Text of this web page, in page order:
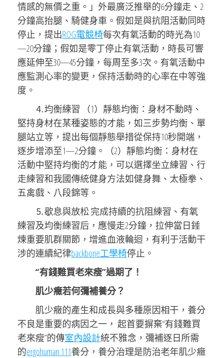
情感的無價之重。」外最廣泛推舉的6分鐘走、2
分鐘高抬腿、騎健身車。假如是與抗阻活動同時
停止，提出ROG電競椅每次有氧活動的時光為10
—20分鐘；假如是零丁停止有氧活動，時長可響
應延伸至30—45分鐘，每周至多3次。有氧活動中
應監測心率的變更，保持活動時的心率在中等強
度。
⒋均衡練習 （1）靜態均衡：身材不動時、
堅持身材在某種姿態的才能，如三步勢均衡、單
腿站立等，提出每個靜態舉措從保持10秒開端，
逐步增添至1—2分鐘。（2）靜態均衡：身材在
活動中堅持均衡的才能，可以選擇坐立練習、行
走練習和我國傳統健身方法如健身舞、太極拳、
五禽戲、八段錦等。
⒌歇息與放松 完成持續的抗阻練習、有氧
練習及均衡練習后，應慢走2分鐘，拉伸當日錘
煉重要肌群關節，增進血液輪迴，有利于活動干
涉的連續紀律backbone工學椅停止。
“有錢難買老來瘦”過期了！
肌少癥若何彌補養分？
肌少癥的產生和成長與多種原因相干，養分
不良是重要的病因之一， 起首要摒棄“有錢難買
老來瘦”的傳室內設計統不雅念，彌補逐日所需
的ergohuman 111養分，養分治理是防治老年肌少癥